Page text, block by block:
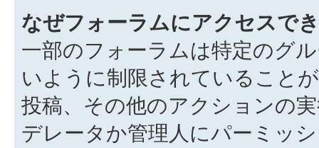
なぜフォーラムにアクセスで
一部のフォーラムは特定のグ
いように制限されていること
投稿、その他のアクションの
デレータか管理人にパーミッ